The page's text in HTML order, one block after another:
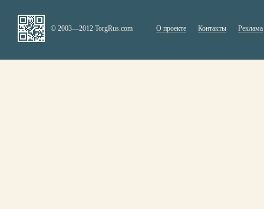
© 2003—2012 TorgRus.com О проекте Контакты Реклама